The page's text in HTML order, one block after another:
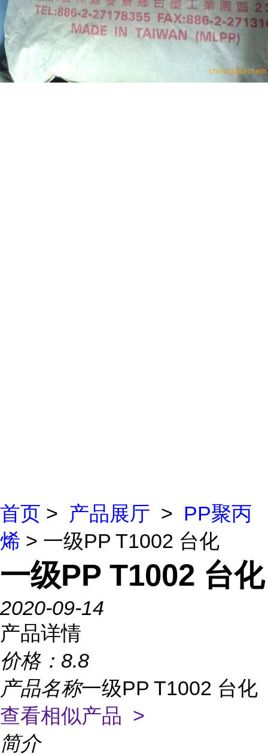
首页 > 产品展厅 > PP聚丙
烯 > 一级PP T1002 台化
一级PP T1002 台化
2020-09-14
产品详情
价格： 8.8
产品名称一级PP T1002 台化
查看相似产品 >
简介